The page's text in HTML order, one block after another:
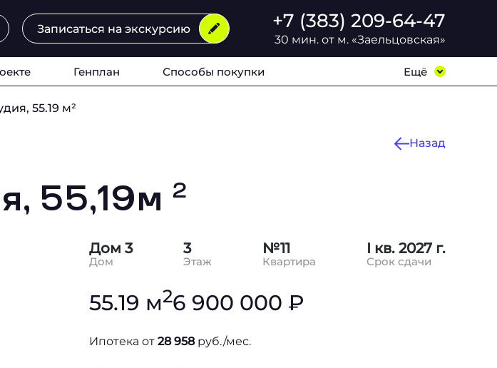
Записаться на экскурсию +7 (383) 209-64-47
30 мин. от м. «Заельцовская»
Генплан Способы покупки Ещё
55.19 м²
Назад
55,19м 2
Дом 3
Дом
3
Этаж
№11
Квартира
I кв. 2027 г.
Срок сдачи
55.19 м26 900 000 ₽
Ипотека от 28 958руб./мес.